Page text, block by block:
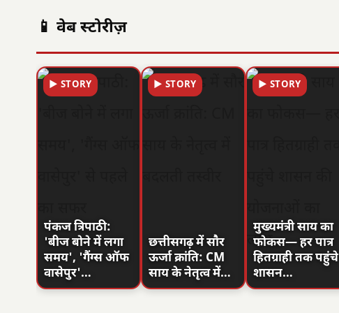
📱 वेब स्टोरीज़
▶ STORY
पंकज त्रिपाठी:
'बीज बोने में लगा
समय', 'गैंग्स ऑफ
वासेपुर'…
▶ STORY
छत्तीसगढ़ में सौर
ऊर्जा क्रांति: CM
साय के नेतृत्व में…
▶ STORY
मुख्यमंत्री साय का
फोकस— हर पात्र
हितग्राही तक पहुंचे
शासन…